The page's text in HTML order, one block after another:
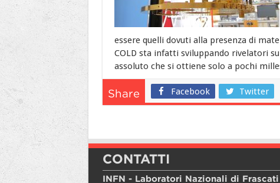
essere quelli dovuti alla presenza di
COLD sta infatti sviluppando rivelatori
assoluto che si ottiene solo a pochi
Share Facebook Twitter
CONTATTI
INFN - Laboratori Nazionali di Frascati